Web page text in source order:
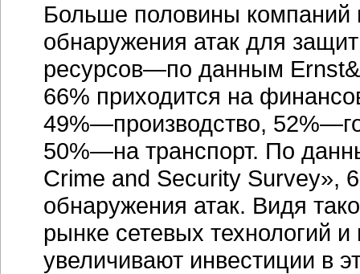
Больше половины компаний
обнаружения атак для
ресурсов—по данным
66% приходится на
49%—производство,
50%—на транспорт. По
Crime and Security Survey»,
обнаружения атак. Видя
рынке сетевых технологий
увеличивают инвестиции в